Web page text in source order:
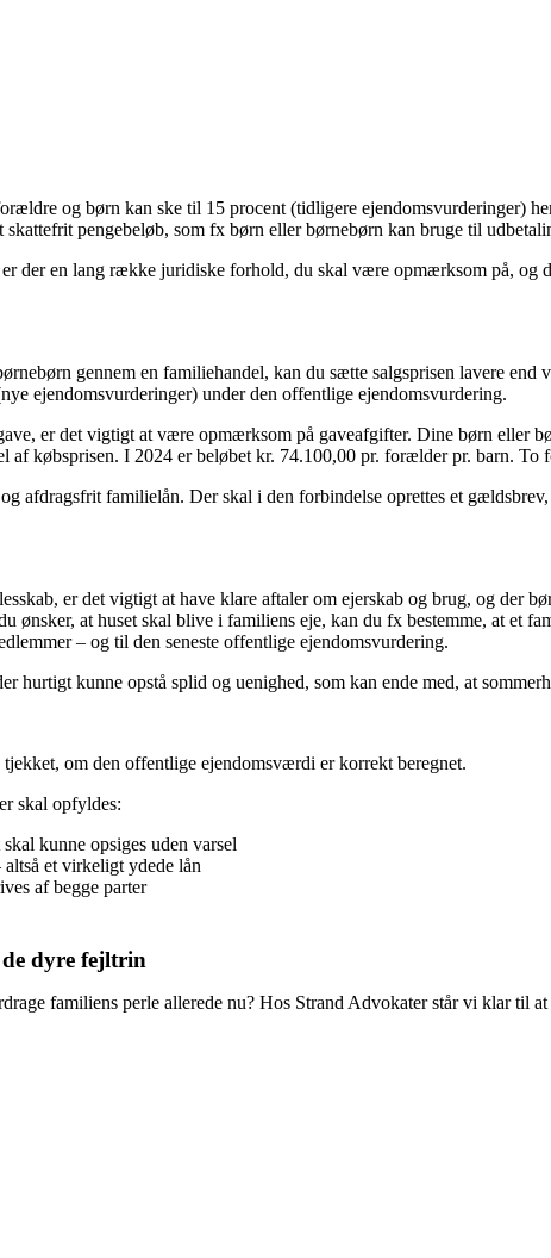
og børn kan ske til 15 procent (tidligere ejendomsvurderinger)
pengebeløb, som fx børn eller børnebørn kan bruge til
der en lang række juridiske forhold, du skal være opmærksom på, og
gennem en familiehandel, kan du sætte salgsprisen lavere
ejendomsvurderinger) under den offentlige ejendomsvurdering.
er det vigtigt at være opmærksom på gaveafgifter. Dine børn eller
af købsprisen. I 2024 er beløbet kr. 74.100,00 pr. forælder pr. barn.
afdragsfrit familielån. Der skal i den forbindelse oprettes et
er det vigtigt at have klare aftaler om ejerskab og brug, og der
ønsker, at huset skal blive i familiens eje, kan du fx bestemme, at et
– og til den seneste offentlige ejendomsvurdering.
hurtigt kunne opstå splid og uenighed, som kan ende med, at
om den offentlige ejendomsværdi er korrekt beregnet.
skal opfyldes:
kunne opsiges uden varsel
et virkeligt ydede lån
af begge parter
dyre fejltrin
familiens perle allerede nu? Hos Strand Advokater står vi klar til